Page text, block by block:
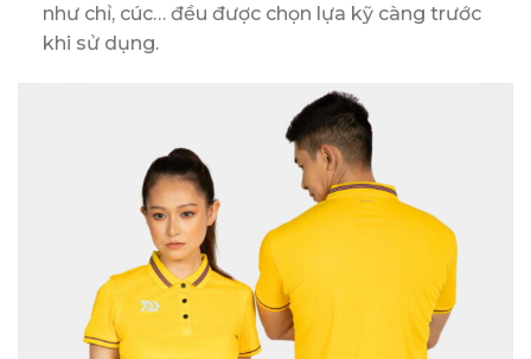
như chỉ, cúc… đều được chọn lựa kỹ càng trước
khi sử dụng.